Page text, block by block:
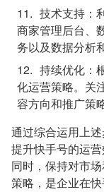
技术支持：
商家管理后台、
务以及数据分析
持续优化：
化运营策略。关
容方向和推广策
通过综合运用上
提升快手号的运
同时，保持对市
策略，是企业在快